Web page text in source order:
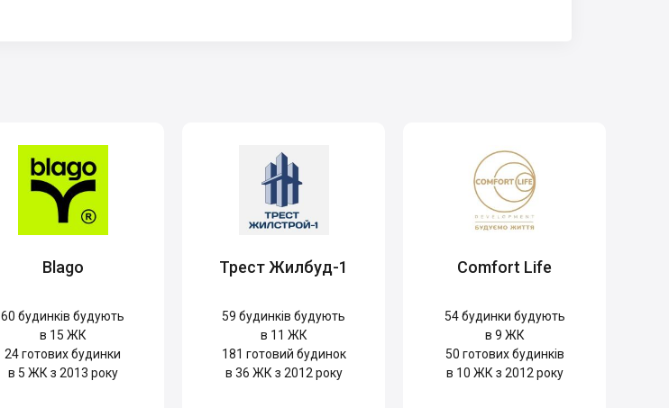
Blago
60 будинків будують
в 15 ЖК
24готових будинки
в 5 ЖК з 2013 року
Трест Жилбуд-1
59 будинків будують
в 11 ЖК
181 готовий будинок
в 36 ЖК з 2012 року
Comfort Life
54будинки будують
в 9 ЖК
50 готових будинків
в 10 ЖК з 2012 року